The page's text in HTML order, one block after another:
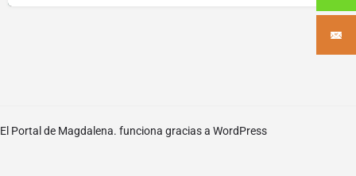
El Portal de Magdalena. funciona gracias a WordPress